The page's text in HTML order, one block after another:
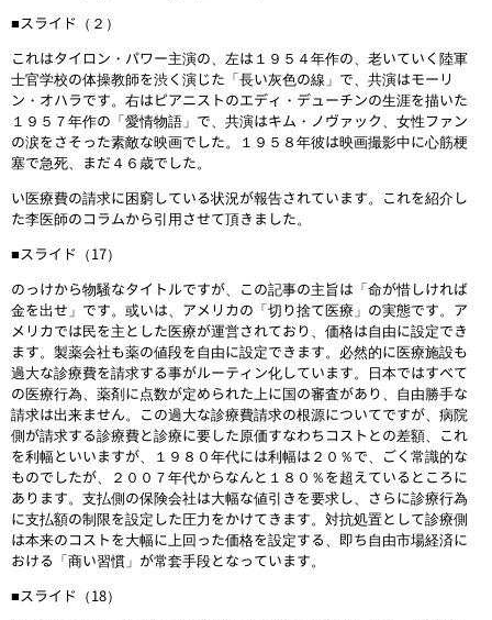
■スライド（２）
これはタイロン・パワー主演の、左は１９５４年作の、老いていく陸軍
士官学校の体操教師を渋く演じた「長い灰色の線」で、共演はモーリ
ン・オハラです。右はピアニストのエディ・デューチンの生涯を描いた
１９５７年作の「愛情物語」で、共演はキム・ノヴァック、女性ファン
の涙をさそった素敵な映画でした。１９５８年彼は映画撮影中に心筋梗
塞で急死、まだ４６歳でした。
い医療費の請求に困窮している状況が報告されています。これを紹介し
た李医師のコラムから引用させて頂きました。
■スライド（17）
のっけから物騒なタイトルですが、この記事の主旨は「命が惜しければ
金を出せ」です。或いは、アメリカの「切り捨て医療」の実態です。ア
メリカでは民を主とした医療が運営されており、価格は自由に設定でき
ます。製薬会社も薬の値段を自由に設定できます。必然的に医療施設も
過大な診療費を請求する事がルーティン化しています。日本ではすべて
の医療行為、薬剤に点数が定められた上に国の審査があり、自由勝手な
請求は出来ません。この過大な診療費請求の根源についてですが、病院
側が請求する診療費と診療に要した原価すなわちコストとの差額、これ
を利幅といいますが、１９８０年代には利幅は２０％で、ごく常識的な
ものでしたが、２００７年代からなんと１８０％を超えているところに
あります。支払側の保険会社は大幅な値引きを要求し、さらに診療行為
に支払額の制限を設定した圧力をかけてきます。対抗処置として診療側
は本来のコストを大幅に上回った価格を設定する、即ち自由市場経済に
おける「商い習慣」が常套手段となっています。
■スライド（18）